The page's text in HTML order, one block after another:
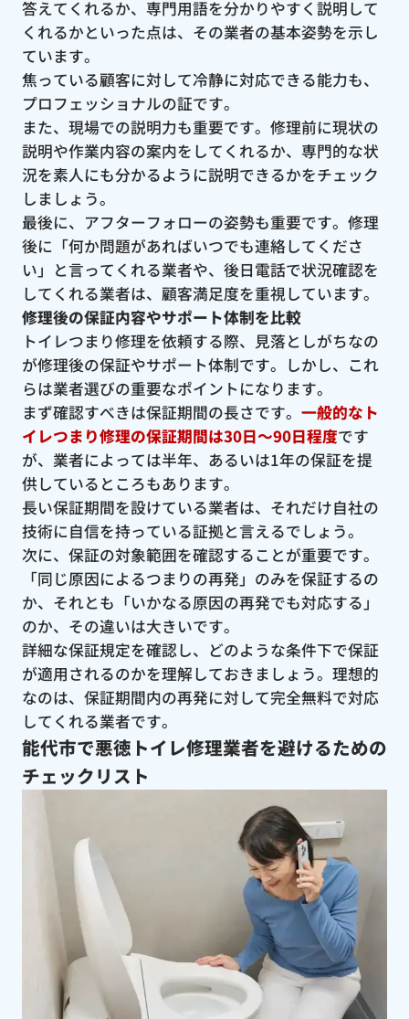
答えてくれるか、専門用語を分かりやすく説明して
くれるかといった点は、その業者の基本姿勢を示し
ています。
焦っている顧客に対して冷静に対応できる能力も、
プロフェッショナルの証です。
また、現場での説明力も重要です。修理前に現状の
説明や作業内容の案内をしてくれるか、専門的な状
況を素人にも分かるように説明できるかをチェック
しましょう。
最後に、アフターフォローの姿勢も重要です。修理
後に「何か問題があればいつでも連絡してくださ
い」と言ってくれる業者や、後日電話で状況確認を
してくれる業者は、顧客満足度を重視しています。
修理後の保証内容やサポート体制を比較
トイレつまり修理を依頼する際、見落としがちなの
が修理後の保証やサポート体制です。しかし、これ
らは業者選びの重要なポイントになります。
まず確認すべきは保証期間の長さです。 一般的なト
イレつまり修理の保証期間は30日〜90日程度です
が、業者によっては半年、あるいは1年の保証を提
供しているところもあります。
長い保証期間を設けている業者は、それだけ自社の
技術に自信を持っている証拠と言えるでしょう。
次に、保証の対象範囲を確認することが重要です。
「同じ原因によるつまりの再発」のみを保証するの
か、それとも「いかなる原因の再発でも対応する」
のか、その違いは大きいです。
詳細な保証規定を確認し、どのような条件下で保証
が適用されるのかを理解しておきましょう。理想的
なのは、保証期間内の再発に対して完全無料で対応
してくれる業者です。
能代市で悪徳トイレ修理業者を避けるための
チェックリスト